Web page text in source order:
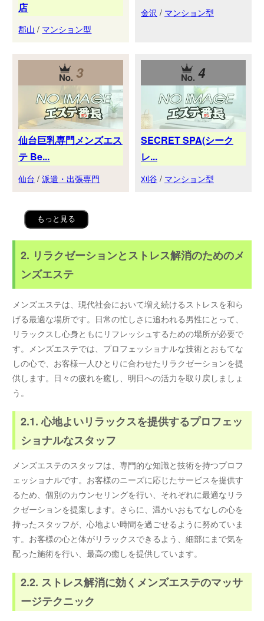
店
郡山 / マンション型
金沢 / マンション型
3
仙台巨乳専門メンズエス
テ Be...
仙台 /派遣・出張専門
4
SECRET SPA(シーク
レ...
刈谷 / マンション型
もっと見る
2. リラクゼーションとストレス解消のためのメ
ンズエステ
メンズエステは、現代社会において増え続けるストレスを和ら
げる最適な場所です。日常の忙しさに追われる男性にとって、
リラックスし心身ともにリフレッシュするための場所が必要で
す。メンズエステでは、プロフェッショナルな技術とおもてな
しの心で、お客様一人ひとりに合わせたリラクゼーションを提
供します。日々の疲れを癒し、明日への活力を取り戻しましょ
う。
2.1. 心地よいリラックスを提供するプロフェッ
ショナルなスタッフ
メンズエステのスタッフは、専門的な知識と技術を持つプロフ
ェッショナルです。お客様のニーズに応じたサービスを提供す
るため、個別のカウンセリングを行い、それぞれに最適なリラ
クゼーションを提案します。さらに、温かいおもてなしの心を
持ったスタッフが、心地よい時間を過ごせるように努めていま
す。お客様の心と体がリラックスできるよう、細部にまで気を
配った施術を行い、最高の癒しを提供しています。
2.2. ストレス解消に効くメンズエステのマッサ
ージテクニック